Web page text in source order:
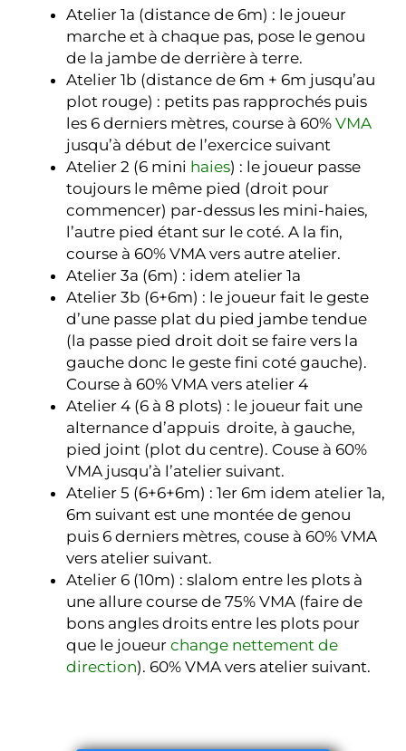
Atelier 1a (distance de 6m) : le joueur
marche et à chaque pas, pose le genou
de la jambe de derrière à terre.
Atelier 1b (distance de 6m + 6m jusqu’au
plot rouge) : petits pas rapprochés puis
les 6 derniers mètres, course à 60%VMA
jusqu’à début de l’exercice suivant
Atelier 2 (6 mini haies) : le joueur passe
toujours le même pied (droit pour
commencer) par-dessus les mini-haies,
l’autre pied étant sur le coté. A la fin,
course à 60% VMA vers autre atelier.
Atelier 3a (6m) : idem atelier 1a
Atelier 3b (6+6m) : le joueur fait le geste
d’une passe plat du pied jambe tendue
(la passe pied droit doit se faire vers la
gauche donc le geste fini coté gauche).
Course à 60% VMA vers atelier 4
Atelier 4 (6 à 8 plots) : le joueur fait une
alternance d’appuis droite, à gauche,
pied joint (plot du centre). Couse à 60%
VMA jusqu’à l’atelier suivant.
Atelier 5 (6+6+6m) : 1er 6m idem atelier 1a,
6m suivant est une montée de genou
puis 6 derniers mètres, couse à 60% VMA
vers atelier suivant.
Atelier 6 (10m) : slalom entre les plots à
une allure course de 75% VMA (faire de
bons angles droits entre les plots pour
que le joueurchange nettement de
direction). 60% VMA vers atelier suivant.